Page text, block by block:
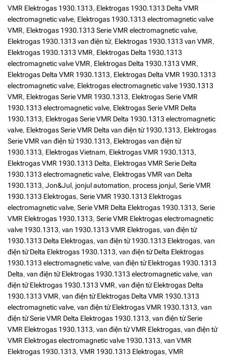
VMR Elektrogas 1930.1313, Elektrogas 1930.1313 Delta VMR
electromagnetic valve, Elektrogas 1930.1313 electromagnetic valve
VMR, Elektrogas 1930.1313 Serie VMR electromagnetic valve,
Elektrogas 1930.1313 van điện từ, Elektrogas 1930.1313 van VMR,
Elektrogas 1930.1313 VMR, Elektrogas Delta 1930.1313
electromagnetic valve VMR, Elektrogas Delta 1930.1313 VMR,
Elektrogas Delta VMR 1930.1313, Elektrogas Delta VMR 1930.1313
electromagnetic valve, Elektrogas electromagnetic valve 1930.1313
VMR, Elektrogas Serie VMR 1930.1313, Elektrogas Serie VMR
1930.1313 electromagnetic valve, Elektrogas Serie VMR Delta
1930.1313, Elektrogas Serie VMR Delta 1930.1313 electromagnetic
valve, Elektrogas Serie VMR Delta van điện từ 1930.1313, Elektrogas
Serie VMR van điện từ 1930.1313, Elektrogas van điện từ
1930.1313, Elektrogas Vietnam, Elektrogas VMR 1930.1313,
Elektrogas VMR 1930.1313 Delta, Elektrogas VMR Serie Delta
1930.1313 electromagnetic valve, Elektrogas VMR van Delta
1930.1313, Jon&Jul, jonjul automation, process jonjul, Serie VMR
1930.1313 Elektrogas, Serie VMR 1930.1313 Elektrogas
electromagnetic valve, Serie VMR Delta Elektrogas 1930.1313, Serie
VMR Elektrogas 1930.1313, Serie VMR Elektrogas electromagnetic
valve 1930.1313, van 1930.1313 VMR Elektrogas, van điện từ
1930.1313 Delta Elektrogas, van điện từ 1930.1313 Elektrogas, van
điện từ Delta Elektrogas 1930.1313, van điện từ Delta Elektrogas
1930.1313 electromagnetic valve, van điện từ Elektrogas 1930.1313
Delta, van điện từ Elektrogas 1930.1313 electromagnetic valve, van
điện từ Elektrogas 1930.1313 VMR, van điện từ Elektrogas Delta
1930.1313 VMR, van điện từ Elektrogas Delta VMR 1930.1313
electromagnetic valve, van điện từ Elektrogas VMR 1930.1313, van
điện từ Serie VMR Delta Elektrogas 1930.1313, van điện từ Serie
VMR Elektrogas 1930.1313, van điện từ VMR Elektrogas, van điện từ
VMR Elektrogas electromagnetic valve 1930.1313, van VMR
Elektrogas 1930.1313, VMR 1930.1313 Elektrogas, VMR